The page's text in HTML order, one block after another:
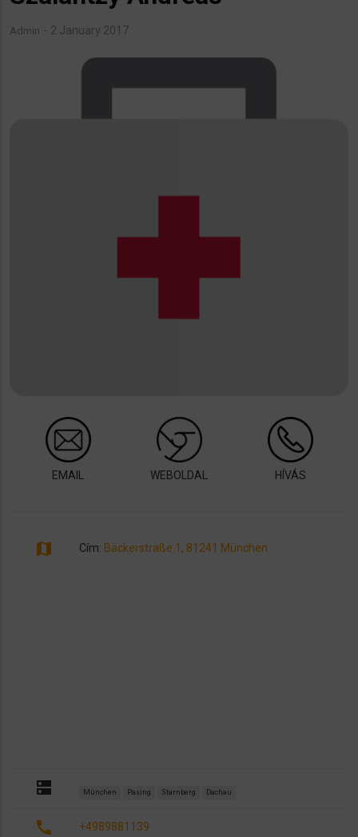
Admin 2 January 2017
EMAIL WEBOLDAL HÍVÁS
map Cím: Bäckerstraße 1, 81241 München
dns München Pasing Starnberg Dachau
call +4989881139